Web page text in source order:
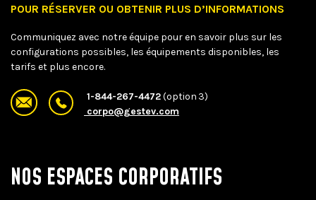
POUR RÉSERVER OU OBTENIR PLUS D’INFORMATIONS
Communiquez avec notre équipe pour en savoir plus sur les
configurations possibles, les équipements disponibles, les
tarifs et plus encore.
1-844-267-4472(option 3)
corpo@gestev.com
NOS ESPACES CORPORATIFS